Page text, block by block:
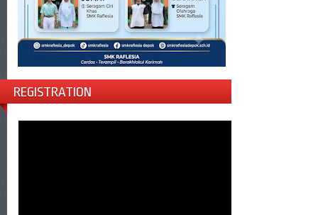
REGISTRATION